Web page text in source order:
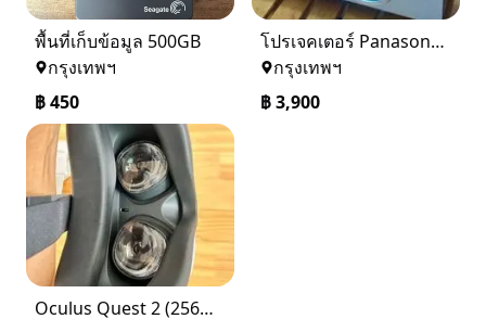
พื้นที่เก็บข้อมูล 500GB
กรุงเทพฯ
฿450
โปรเจคเตอร์ Panasonuc PT-LB78V
กรุงเทพฯ
฿3,900
Oculus Quest 2 (256GB) VR Game เครื่องเล่น VR